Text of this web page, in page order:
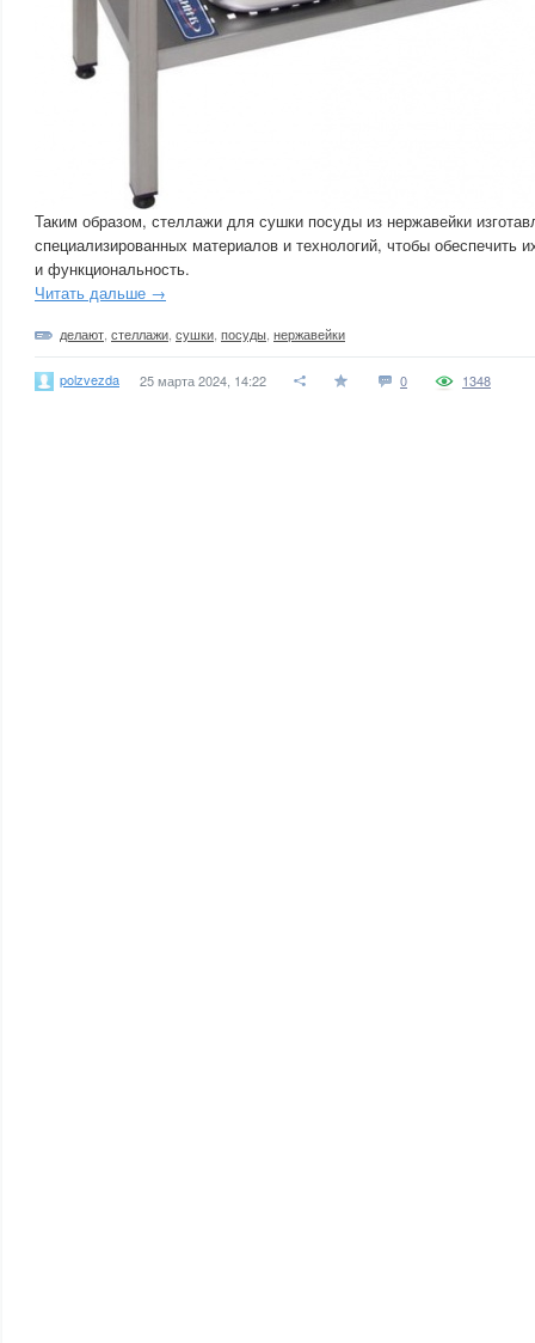
Таким образом, стеллажи для сушки посуды из нержавейки
специализированных материалов и технологий, чтобы обеспечить
и функциональность.
Читать дальше →
делают стеллажи сушки посуды нержавейки
polzvezda 25 марта 2024, 14:22 0 1348